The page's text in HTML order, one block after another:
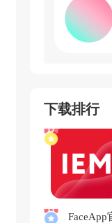
下载排行
FaceApp